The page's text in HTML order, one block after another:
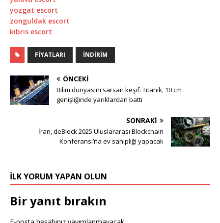
yozgat escort
zonguldak escort
kıbrıs escort
FIYATLARI İNDIRIM
ÖNCEKI
Bilim dünyasını sarsan keşif: Titanik, 10 cm
genişliğinde yarıklardan battı
SONRAKI
İran, deBlock 2025 Uluslararası Blockchain
Konferansı’na ev sahipliği yapacak
İLK YORUM YAPAN OLUN
Bir yanıt bırakın